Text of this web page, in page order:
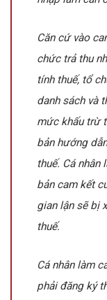
Căn cứ vào
chức trả thu
tính thuế, tổ
danh sách và
mức khấu trừ
bản hướng
thuế. Cá nhân
bản cam kết
gian lận sẽ bị
thuế.
Cá nhân làm
phải đăng ký